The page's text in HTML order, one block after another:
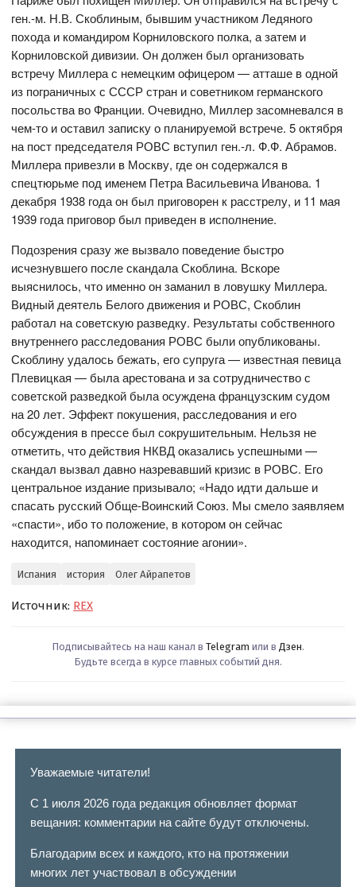
ген.-м. Н.В. Скоблиным, бывшим участником Ледяного
похода и командиром Корниловского полка, а затем и
Корниловской дивизии. Он должен был организовать
встречу Миллера с немецким офицером — атташе в одной
из пограничных с СССР стран и советником германского
посольства во Франции. Очевидно, Миллер засомневался в
чем-то и оставил записку о планируемой встрече. 5 октября
на пост председателя РОВС вступил ген.-л. Ф.Ф. Абрамов.
Миллера привезли в Москву, где он содержался в
спецтюрьме под именем Петра Васильевича Иванова. 1
декабря 1938 года он был приговорен к расстрелу, и 11 мая
1939 года приговор был приведен в исполнение.
Подозрения сразу же вызвало поведение быстро
исчезнувшего после скандала Скоблина. Вскоре
выяснилось, что именно он заманил в ловушку Миллера.
Видный деятель Белого движения и РОВС, Скоблин
работал на советскую разведку. Результаты собственного
внутреннего расследования РОВС были опубликованы.
Скоблину удалось бежать, его супруга — известная певица
Плевицкая — была арестована и за сотрудничество с
советской разведкой была осуждена французским судом
на 20 лет. Эффект покушения, расследования и его
обсуждения в прессе был сокрушительным. Нельзя не
отметить, что действия НКВД оказались успешными —
скандал вызвал давно назревавший кризис в РОВС. Его
центральное издание призывало; «Надо идти дальше и
спасать русский Обще-Воинский Союз. Мы смело заявляем
«спасти», ибо то положение, в котором он сейчас
находится, напоминает состояние агонии».
Испания история Олег Айрапетов
Источник: REX
Подписывайтесь на наш канал в Telegram или в Дзен.
Будьте всегда в курсе главных событий дня.
Уважаемые читатели!
С 1 июля 2026 года редакция обновляет формат
вещания: комментарии на сайте будут отключены.
Благодарим всех и каждого, кто на протяжении
многих лет участвовал в обсуждении